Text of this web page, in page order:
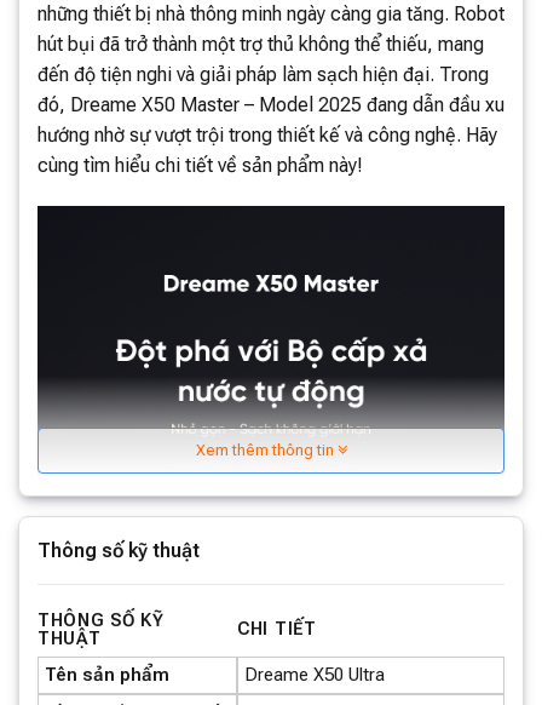
những thiết bị nhà thông minh ngày càng gia tăng. Robot
hút bụi đã trở thành một trợ thủ không thể thiếu, mang
đến độ tiện nghi và giải pháp làm sạch hiện đại. Trong
đó, Dreame X50 Master – Model 2025 đang dẫn đầu xu
hướng nhờ sự vượt trội trong thiết kế và công nghệ. Hãy
cùng tìm hiểu chi tiết về sản phẩm này!
Xem thêm thông tin
Thông số kỹ thuật
THÔNG SỐ KỸ
THUẬT
CHI TIẾT
Tên sản phẩm
Dreame X50 Ultra